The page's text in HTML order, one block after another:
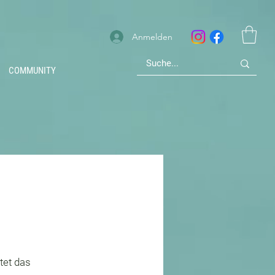
COMMUNITY
Anmelden
das